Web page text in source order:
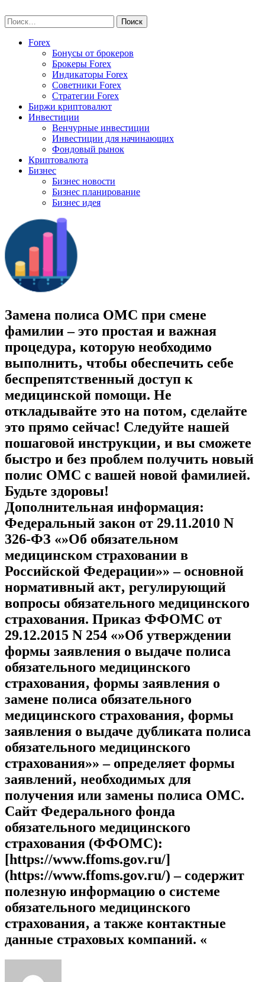
to
content
Найти:
Forex
Бонусы от брокеров
Брокеры Forex
Индикаторы Forex
Советники Forex
Стратегии Forex
Биржи криптовалют
Инвестиции
Венчурные инвестиции
Инвестиции для начинающих
Фондовый рынок
Криптовалюта
Бизнес
Бизнес новости
Бизнес планирование
Бизнес идея
Замена полиса ОМС при смене
фамилии – это простая и важная
процедура‚ которую необходимо
выполнить‚ чтобы обеспечить себе
беспрепятственный доступ к
медицинской помощи. Не
откладывайте это на потом‚ сделайте
это прямо сейчас! Следуйте нашей
пошаговой инструкции‚ и вы сможете
быстро и без проблем получить новый
полис ОМС с вашей новой фамилией.
Будьте здоровы!
Дополнительная информация:
Федеральный закон от 29.11.2010 N
326-ФЗ «»Об обязательном
медицинском страховании в
Российской Федерации»» – основной
нормативный акт‚ регулирующий
вопросы обязательного медицинского
страхования. Приказ ФФОМС от
29.12.2015 N 254 «»Об утверждении
формы заявления о выдаче полиса
обязательного медицинского
страхования‚ формы заявления о
замене полиса обязательного
медицинского страхования‚ формы
заявления о выдаче дубликата полиса
обязательного медицинского
страхования»» – определяет формы
заявлений‚ необходимых для
получения или замены полиса ОМС.
Сайт Федерального фонда
обязательного медицинского
страхования (ФФОМС):
[https://www.ffoms.gov.ru/]
(https://www.ffoms.gov.ru/) – содержит
полезную информацию о системе
обязательного медицинского
страхования‚ а также контактные
данные страховых компаний. «